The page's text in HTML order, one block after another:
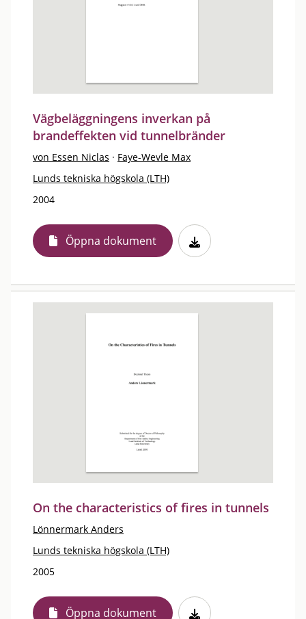
Vägbeläggningens inverkan på
brandeffekten vid tunnelbränder
von Essen Niclas · Faye-Wevle Max
Lunds tekniska högskola (LTH)
2004
Öppna dokument
On the characteristics of fires in tunnels
Lönnermark Anders
Lunds tekniska högskola (LTH)
2005
Öppna dokument